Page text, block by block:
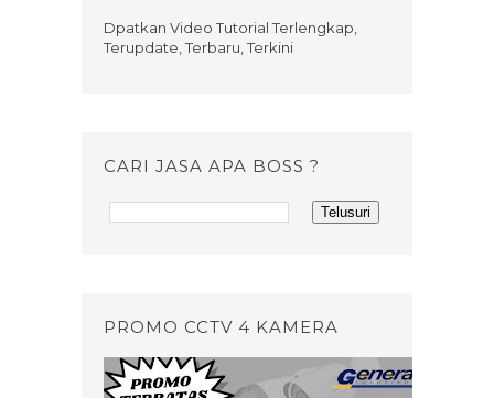
Dpatkan Video Tutorial Terlengkap,
Terupdate, Terbaru, Terkini
CARI JASA APA BOSS ?
PROMO CCTV 4 KAMERA